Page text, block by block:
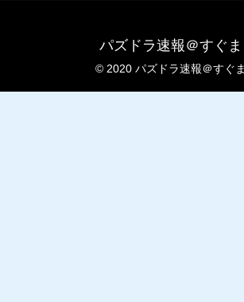
パズドラ速報＠すぐま
© 2020 パズドラ速報＠すぐま